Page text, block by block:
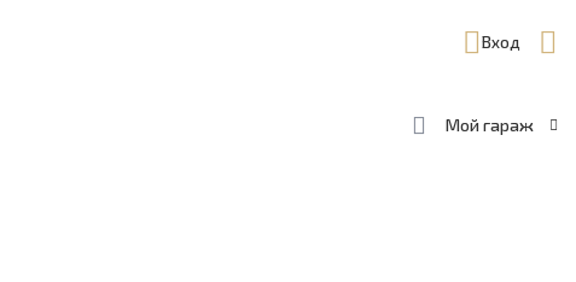
Вход
Мой гараж